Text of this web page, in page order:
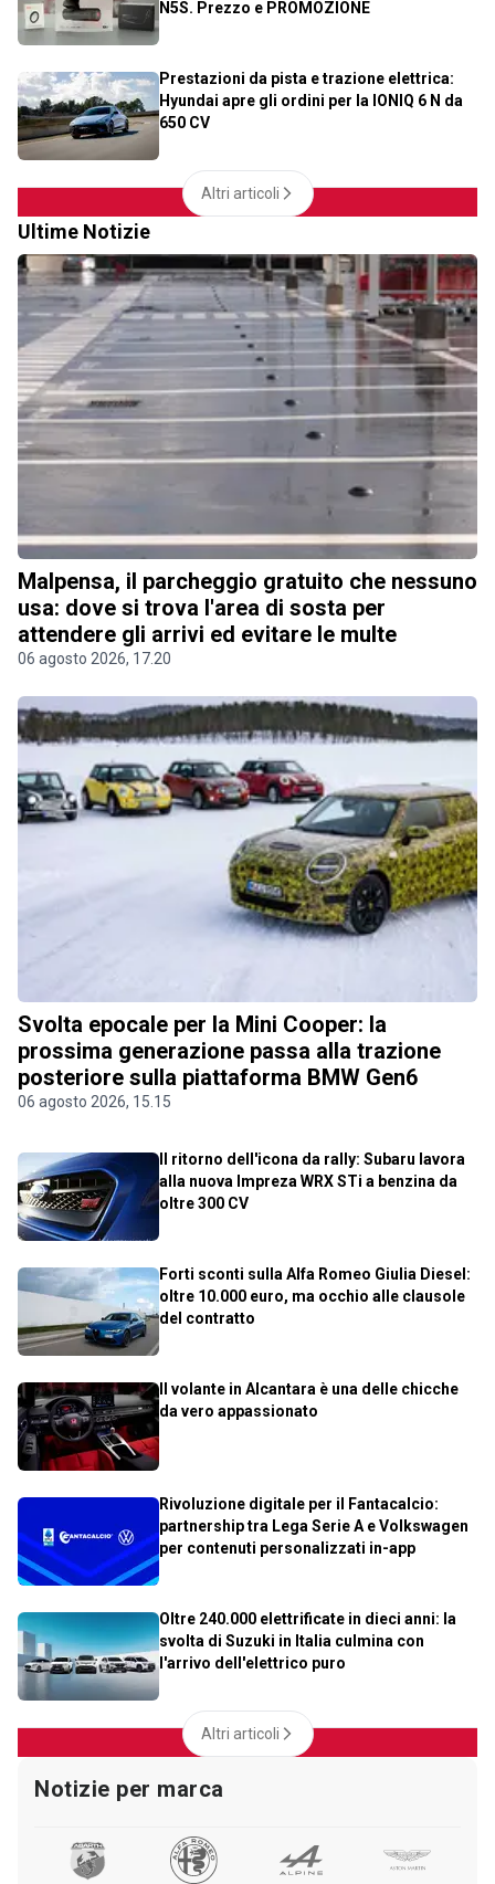
N5S. Prezzo e PROMOZIONE
Prestazioni da pista e trazione elettrica:
Hyundai apre gli ordini per la IONIQ 6 N da
650 CV
Altri articoli
Ultime Notizie
Malpensa, il parcheggio gratuito che nessuno
usa: dove si trova l'area di sosta per
attendere gli arrivi ed evitare le multe
06 agosto 2026, 17.20
Svolta epocale per la Mini Cooper: la
prossima generazione passa alla trazione
posteriore sulla piattaforma BMW Gen6
06 agosto 2026, 15.15
Il ritorno dell'icona da rally: Subaru lavora
alla nuova Impreza WRX STi a benzina da
oltre 300 CV
Forti sconti sulla Alfa Romeo Giulia Diesel:
oltre 10.000 euro, ma occhio alle clausole
del contratto
Il volante in Alcantara è una delle chicche
da vero appassionato
Rivoluzione digitale per il Fantacalcio:
partnership tra Lega Serie A e Volkswagen
per contenuti personalizzati in-app
Oltre 240.000 elettrificate in dieci anni: la
svolta di Suzuki in Italia culmina con
l'arrivo dell'elettrico puro
Altri articoli
Notizie per marca